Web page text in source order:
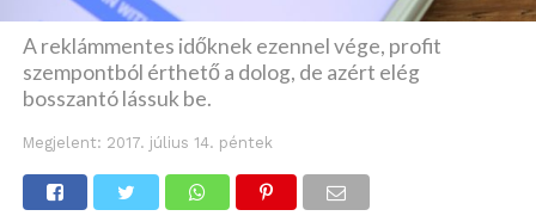
A reklámmentes időknek ezennel vége, profit
szempontból érthető a dolog, de azért elég
bosszantó lássuk be.
Megjelent: 2017. július 14. péntek